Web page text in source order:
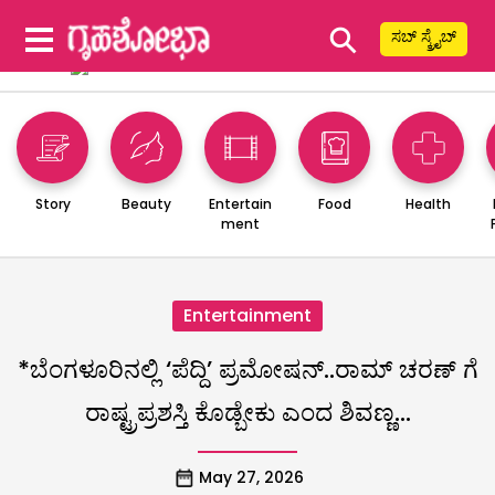
⚲ ಸಬ್ ಸ್ಕ್ರೈಬ್
Story Beauty
Entertain
ment
Food Health
Entertainment
*ಬೆಂಗಳೂರಿನಲ್ಲಿ ‘ಪೆದ್ದಿ’ ಪ್ರಮೋಷನ್..ರಾಮ್ ಚರಣ್ ಗೆ
ರಾಷ್ಟ್ರಪ್ರಶಸ್ತಿ ಕೊಡ್ಬೇಕು ಎಂದ ಶಿವಣ್ಣ…
May 27, 2026